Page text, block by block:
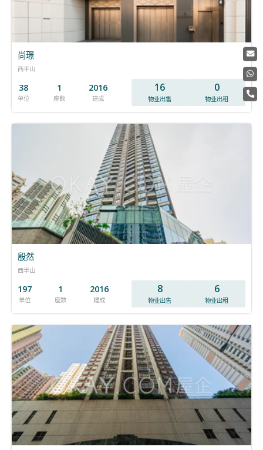
尚璟
西半山
38
单位
1
座数
2016
建成
16
物业出售
0
物业出租
殷然
西半山
197
单位
1
座数
2016
建成
8
物业出售
6
物业出租